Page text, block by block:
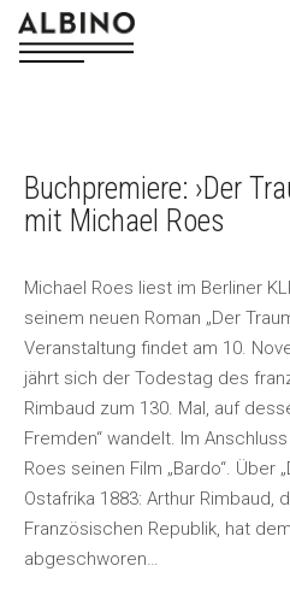
Buchpremiere: ›Der
mit Michael Roes
Michael Roes liest im Berliner
seinem neuen Roman „Der
Veranstaltung findet am 10.
jährt sich der Todestag des
Rimbaud zum 130. Mal, auf
Fremden“ wandelt. Im
Roes seinen Film „Bardo“. Über
Ostafrika 1883: Arthur
Französischen Republik, hat
abgeschworen…